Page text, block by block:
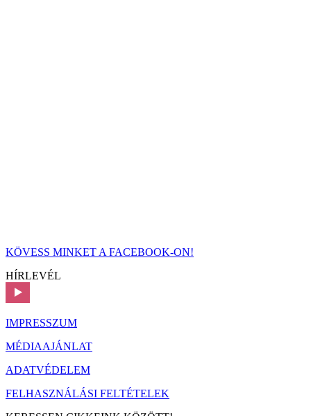
KÖVESS MINKET A FACEBOOK-ON!
HÍRLEVÉL
IMPRESSZUM
MÉDIAAJÁNLAT
ADATVÉDELEM
FELHASZNÁLÁSI FELTÉTELEK